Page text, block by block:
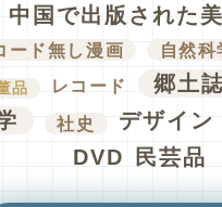
中国で出版された
ード無し漫画 自然科
品 レコード
郷土
社史 デザイン
DVD
民芸品